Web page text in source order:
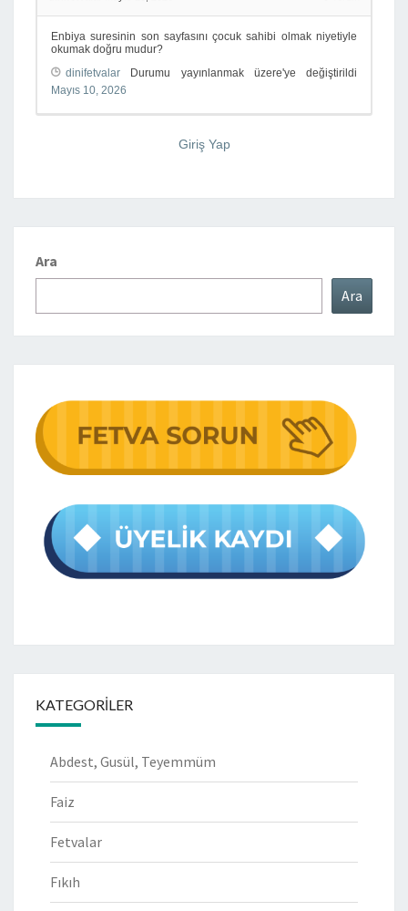
Enbiya suresinin son sayfasını çocuk sahibi olmak niyetiyle
okumak doğru mudur?
dinifetvalar Durumu yayınlanmak üzere'ye değiştirildi
Mayıs 10, 2026
Giriş Yap
Ara
Ara
KATEGORILER
Abdest, Gusül, Teyemmüm
Faiz
Fetvalar
Fıkıh